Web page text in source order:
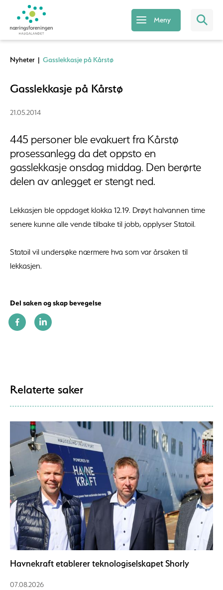
Meny
Nyheter | Gasslekkasje på Kårstø
Gasslekkasje på Kårstø
21.05.2014
445 personer ble evakuert fra Kårstø
prosessanlegg da det oppsto en
gasslekkasje onsdag middag. Den berørte
delen av anlegget er stengt ned.
Lekkasjen ble oppdaget klokka 12.19. Drøyt halvannen time
senere kunne alle vende tilbake til jobb, opplyser Statoil.
Statoil vil undersøke nærmere hva som var årsaken til
lekkasjen.
Del saken og skap bevegelse
Relaterte saker
Havnekraft etablerer teknologiselskapet Shorly
07.08.2026